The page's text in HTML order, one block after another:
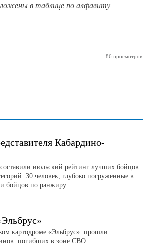
в таблице по алфавиту
86 просмотров
Кабардино-
июльский рейтинг лучших бойцов
30 человек, глубоко погруженные в
бойцов по ранжиру.
картодроме «Эльбрус» прошли
погибших в зоне СВО.